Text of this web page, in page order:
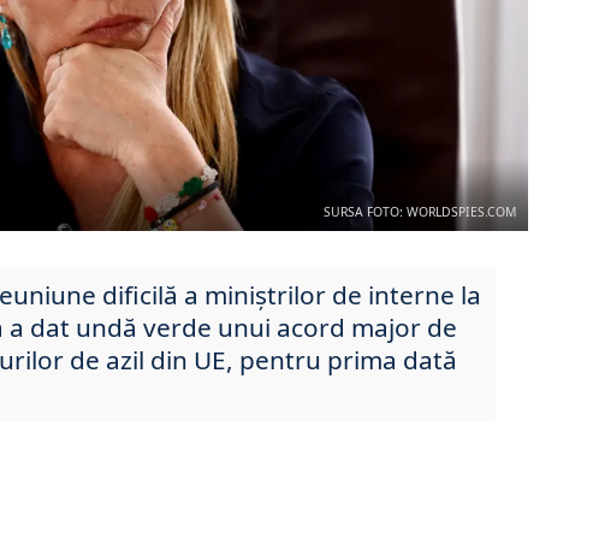
SURSA FOTO: WORLDSPIES.COM
dificilă a miniștrilor de interne la
a dat undă verde unui acord major de
de azil din UE, pentru prima dată